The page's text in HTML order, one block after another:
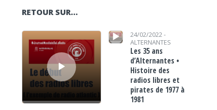
RETOUR SUR…
Lecteur audio
Lecteur audio
24/02/2022 -
ALTERNANTES
Les 35 ans
d’Alternantes •
Histoire des
radios libres et
pirates de 1977 à
1981